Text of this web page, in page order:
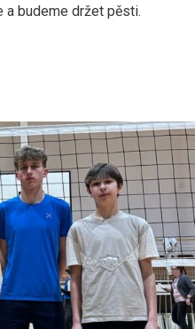
a budeme držet pěsti.